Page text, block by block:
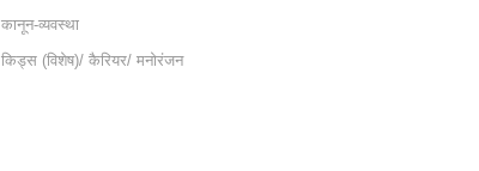
कानून-व्यवस्था
किड्स (विशेष)/ कैरियर/ मनोरंजन